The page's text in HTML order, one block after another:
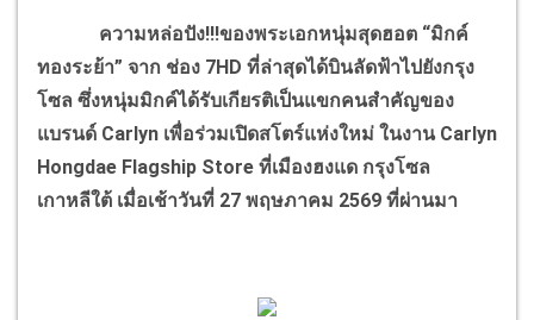
ความหล่อปัง!!!ของพระเอกหนุ่มสุดฮอต “มิกค์
ทองระย้า” จาก ช่อง 7HD ที่ล่าสุดได้บินลัดฟ้าไปยังกรุง
โซล ซึ่งหนุ่มมิกค์ได้รับเกียรติเป็นแขกคนสำคัญของ
แบรนด์ Carlyn เพื่อร่วมเปิดสโตร์แห่งใหม่ ในงาน Carlyn
Hongdae Flagship Store ที่เมืองฮงแด กรุงโซล
เกาหลีใต้ เมื่อเช้าวันที่ 27 พฤษภาคม 2569 ที่ผ่านมา